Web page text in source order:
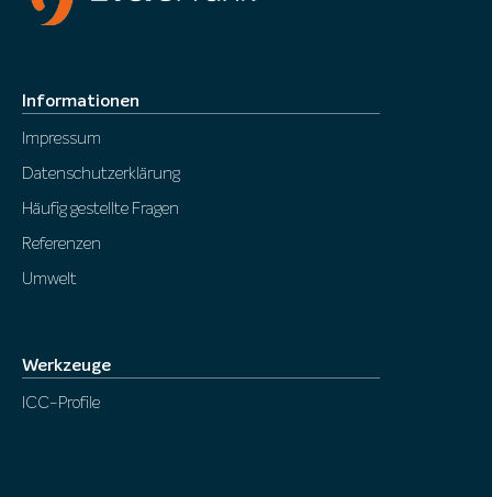
Informationen
Impressum
Datenschutzerklärung
Häufig gestellte Fragen
Referenzen
Umwelt
Werkzeuge
ICC-Profile